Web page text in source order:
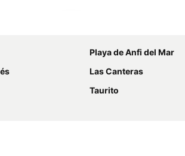
Playa de Anfi del Mar
Las Canteras
Taurito